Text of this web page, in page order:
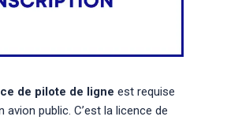
de pilote de ligne est requise
avion public. C’est la licence de